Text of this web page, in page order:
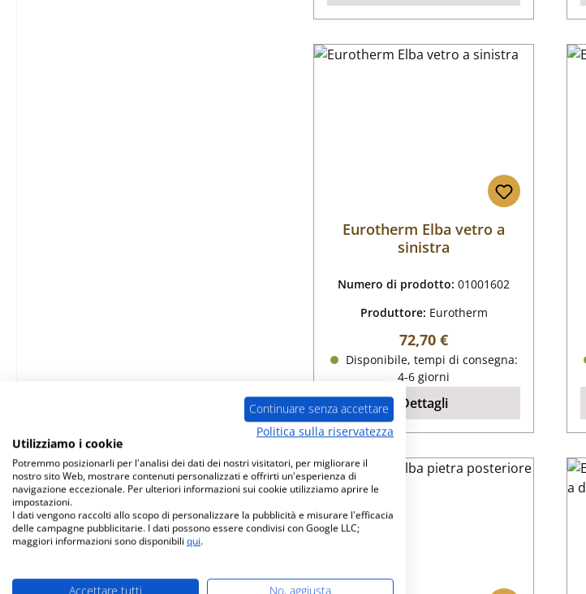
Eurotherm Elba vetro a
sinistra
Numero di prodotto:01001602
Produttore: Eurotherm
Prezzo normale:
72,70 €
Disponibile, tempi di consegna:
4-6 giorni
Dettagli
Continuare senza accettare
Politica sulla riservatezza
Utilizziamo i cookie
Potremmo posizionarli per l'analisi dei dati dei nostri visitatori, per migliorare il
nostro sito Web, mostrare contenuti personalizzati e offrirti un'esperienza di
navigazione eccezionale. Per ulteriori informazioni sui cookie utilizziamo aprire le
impostazioni.
I dati vengono raccolti allo scopo di personalizzare la pubblicità e misurare l'efficacia
delle campagne pubblicitarie. I dati possono essere condivisi con Google LLC;
maggiori informazioni sono disponibili qui.
Accettare tutti No, aggiusta